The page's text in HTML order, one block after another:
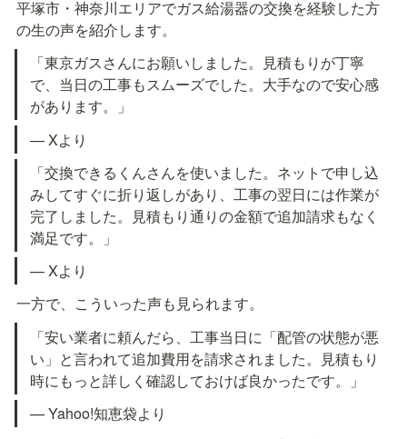
平塚市・神奈川エリアでガス給湯器の交換を経験した方
の生の声を紹介します。
「東京ガスさんにお願いしました。見積もりが丁寧
で、当日の工事もスムーズでした。大手なので安心感
があります。」
— Xより
「交換できるくんさんを使いました。ネットで申し込
みしてすぐに折り返しがあり、工事の翌日には作業が
完了しました。見積もり通りの金額で追加請求もなく
満足です。」
— Xより
一方で、こういった声も見られます。
「安い業者に頼んだら、工事当日に「配管の状態が悪
い」と言われて追加費用を請求されました。見積もり
時にもっと詳しく確認しておけば良かったです。」
— Yahoo!知恵袋より